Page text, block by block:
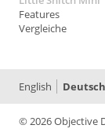
Features
Vergleiche
© 2026 Objective
English Deutsch